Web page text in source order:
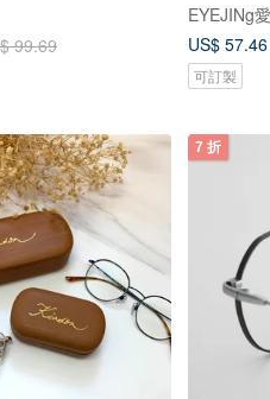
99.69
EYEJINg
US$ 57.46
可訂製
7 折